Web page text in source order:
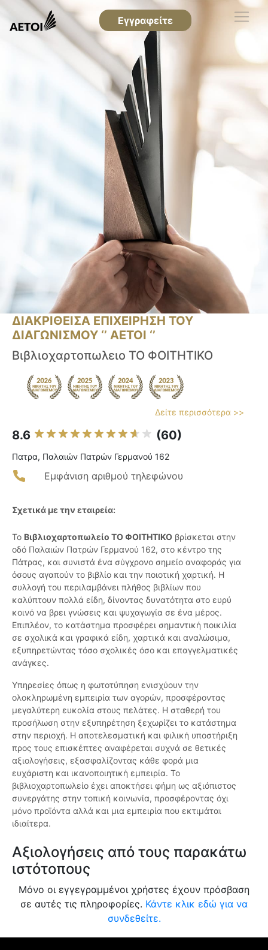
Εγγραφείτε
ΔΙΑΚΡΙΘΕΙΣΑ ΕΠΙΧΕΙΡΗΣΗ ΤΟΥ
ΔΙΑΓΩΝΙΣΜΟΥ ‘’ ΑΕΤΟΙ ‘’
Βιβλιοχαρτοπωλειο ΤΟ ΦΟΙΤΗΤΙΚΟ
Δείτε περισσότερα >>
8.6 (60)
Πατρα, Παλαιών Πατρών Γερμανού 162
Εμφάνιση αριθμού τηλεφώνου
Σχετικά με την εταιρεία:
Το Βιβλιοχαρτοπωλείο ΤΟ ΦΟΙΤΗΤΙΚΟ βρίσκεται στην
οδό Παλαιών Πατρών Γερμανού 162, στο κέντρο της
Πάτρας, και συνιστά ένα σύγχρονο σημείο αναφοράς για
όσους αγαπούν το βιβλίο και την ποιοτική χαρτική. Η
συλλογή του περιλαμβάνει πλήθος βιβλίων που
καλύπτουν πολλά είδη, δίνοντας δυνατότητα στο ευρύ
κοινό να βρει γνώσεις και ψυχαγωγία σε ένα μέρος.
Επιπλέον, το κατάστημα προσφέρει σημαντική ποικιλία
σε σχολικά και γραφικά είδη, χαρτικά και αναλώσιμα,
εξυπηρετώντας τόσο σχολικές όσο και επαγγελματικές
ανάγκες.
Υπηρεσίες όπως η φωτοτύπηση ενισχύουν την
ολοκληρωμένη εμπειρία των αγορών, προσφέροντας
μεγαλύτερη ευκολία στους πελάτες. Η σταθερή του
προσήλωση στην εξυπηρέτηση ξεχωρίζει το κατάστημα
στην περιοχή. Η αποτελεσματική και φιλική υποστήριξη
προς τους επισκέπτες αναφέρεται συχνά σε θετικές
αξιολογήσεις, εξασφαλίζοντας κάθε φορά μια
ευχάριστη και ικανοποιητική εμπειρία. Το
βιβλιοχαρτοπωλείο έχει αποκτήσει φήμη ως αξιόπιστος
συνεργάτης στην τοπική κοινωνία, προσφέροντας όχι
μόνο προϊόντα αλλά και μια εμπειρία που εκτιμάται
ιδιαίτερα.
Αξιολογήσεις από τους παρακάτω
ιστότοπους
Μόνο οι εγγεγραμμένοι χρήστες έχουν πρόσβαση
σε αυτές τις πληροφορίες. Κάντε κλικ εδώ για να
συνδεθείτε.